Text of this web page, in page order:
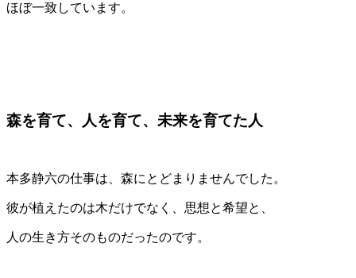
ほぼ一致しています。
森を育て、人を育て、未来を育てた人
本多静六の仕事は、森にとどまりませんでした。
彼が植えたのは木だけでなく、思想と希望と、
人の生き方そのものだったのです。